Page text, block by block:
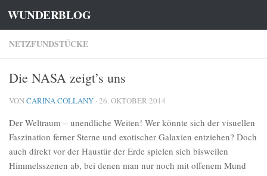
Zum Inhalt springen
WUNDERBLOG
NETZFUNDSTÜCKE
Die NASA zeigt’s uns
VONCARINA COLLANY · 26. OKTOBER 2014
Der Weltraum – unendliche Weiten! Wer könnte sich der visuellen
Faszination ferner Sterne und exotischer Galaxien entziehen? Doch
auch direkt vor der Haustür der Erde spielen sich bisweilen
Himmelsszenen ab, bei denen man nur noch mit offenem Mund